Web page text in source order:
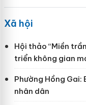
Xã hội
Hội thảo “Miền
triển không gian
Phường Hồng Gai:
nhân dân